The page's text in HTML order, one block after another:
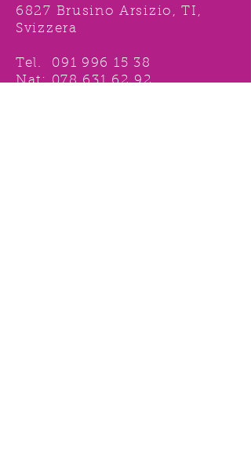
6827 Brusino Arsizio, TI,
Svizzera
Tel. 091 996 15 38
Nat:078 631 62 92